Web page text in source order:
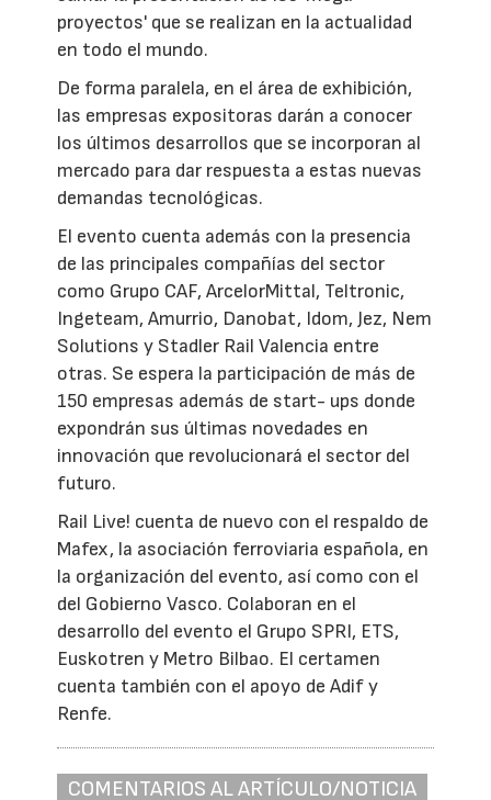
proyectos' que se realizan en la actualidad
en todo el mundo.
De forma paralela, en el área de exhibición,
las empresas expositoras darán a conocer
los últimos desarrollos que se incorporan al
mercado para dar respuesta a estas nuevas
demandas tecnológicas.
El evento cuenta además con la presencia
de las principales compañías del sector
como Grupo CAF, ArcelorMittal, Teltronic,
Ingeteam, Amurrio, Danobat, Idom, Jez, Nem
Solutions y Stadler Rail Valencia entre
otras. Se espera la participación de más de
150 empresas además de start- ups donde
expondrán sus últimas novedades en
innovación que revolucionará el sector del
futuro.
Rail Live! cuenta de nuevo con el respaldo de
Mafex, la asociación ferroviaria española, en
la organización del evento, así como con el
del Gobierno Vasco. Colaboran en el
desarrollo del evento el Grupo SPRI, ETS,
Euskotren y Metro Bilbao. El certamen
cuenta también con el apoyo de Adif y
Renfe.
COMENTARIOS AL ARTÍCULO/NOTICIA